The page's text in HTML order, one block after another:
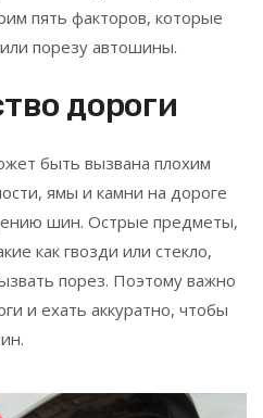
пять факторов, которые
порезу автошины.
дороги
быть вызвана плохим
ямы и камни на дороге
шин. Острые предметы,
как гвозди или стекло,
порез. Поэтому важно
и ехать аккуратно, чтобы